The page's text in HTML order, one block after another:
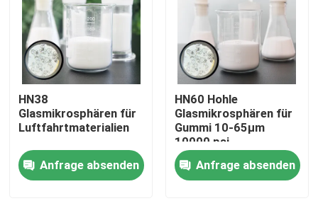
VR Show
Über uns
Fabrik Tour
Qualitätskontrolle
HN38
Glasmikrosphären für
Luftfahrtmaterialien
Anfrage absenden
HN60 Hohle
Glasmikrosphären für
Gummi 10-65μm
10000 psi
Anfrage absenden